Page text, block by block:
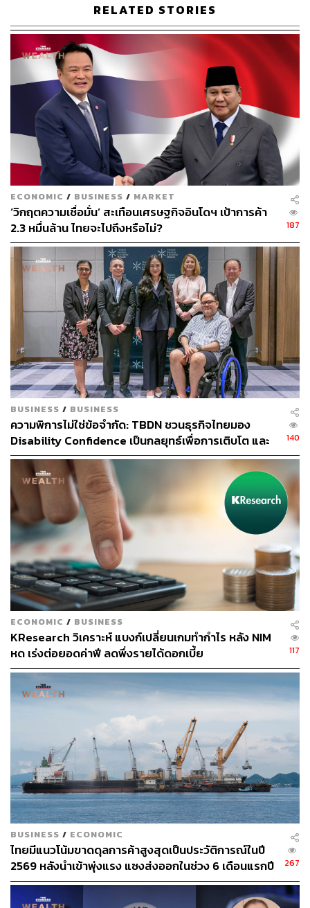
ธัญญลักษณ์ วัชระชัยสุรพล รองกรรมการผู้จัดการ ศูนย์วิจัย
กสิกรไทย กล่าวว่า นโยบายการเงินปี 2564 มองว่า ธปท. คง
ประเมินสถานการณ์เศรษฐกิจเป็นระยะ ซึ่งหากมีสัญญาณลบ
ของการฟื้นตัว คณะกรรมการนโยบายการเงิน (กนง.) ยัง
สามารถลดดอกเบี้ยนโยบายเพิ่มเติมได้อีก 0.25% หรือลดเงิน
สมทบกองทุนฟื้นฟูฯ เพื่อนำไปสู่การลดอัตราดอกเบี้ยเงินให้กู้
ยืมของธนาคารพาณิชย์
อย่างไรก็ตาม จะเป็นการดำเนินการควบคู่กับนโยบายอื่นๆ
เช่น การปรับปรุงโครงการ Soft Loan และการค้ำประกันสิน
เชื่อโดย บสย. เป็นต้น และมีโจทย์หลักคือการดูแลเรื่อง
คุณภาพหนี้ โดยเฉพาะกลุ่มลูกหนี้ที่ได้รับมาตรการช่วยเหลือ
ทางการเงินที่ยังมีจำนวนมากกว่า 1 ใน 4 ของพอร์ตสินเชื่อ
รวมให้สามารถประคองการจ่ายหนี้ปกติได้ต่อเนื่อง
ขณะที่มาตรการผ่อนปรนเกณฑ์จัดชั้นหนี้ของ ธปท. คงทำให้
Reported NPLs ของระบบธนาคารพาณิชย์ไทย แม้จะเพิ่ม
ขึ้นเข้าหา 3.53% ณ สิ้นปี 2564 จากระดับประมาณการที่
3.35% ณ สิ้นปีนี้ แต่ก็ถือเป็นระดับที่ไม่สูง
พิสูจน์อักษร: พรนภัส ชำนาญค้า
สามารถติดตาม THE STANDARD WEALTH
ผ่านแอปพลิเคชันต่างๆ ที่คุณสะดวกหรือใช้งานอยู่แล้วได้เลย
TAGS: เศรษฐกิจ GDP
33
ABOUT THE AUTHOR
ชุตินันท์ สงวนประสิทธิ์
Content Creator สำนักข่าว THE
STANDARD
ABOUT THE PHOTOGRAPHER
ชาติกล้า สำเนียงแจ่ม
ช่างภาพข่าว ประจำสำนักข่าว THE
STANDARD
RELATED STORIES
ECONOMIC / BUSINESS / MARKET
‘วิกฤตความเชื่อมั่น’ สะเทือนเศรษฐกิจอินโดฯ เป้าการค้า
2.3 หมื่นล้าน ไทยจะไปถึงหรือไม่?
187
BUSINESS / BUSINESS
ความพิการไม่ใช่ข้อจำกัด: TBDN ชวนธุรกิจไทยมอง
Disability Confidence เป็นกลยุทธ์เพื่อการเติบโต และ
อนาคตแรงงานไทย
140
ECONOMIC / BUSINESS
KResearch วิเคราะห์ แบงก์เปลี่ยนเกมทำกำไร หลัง NIM
หด เร่งต่อยอดค่าฟี ลดพึ่งรายได้ดอกเบี้ย
117
BUSINESS / ECONOMIC
ไทยมีแนวโน้มขาดดุลการค้าสูงสุดเป็นประวัติการณ์ในปี
2569 หลังนำเข้าพุ่งแรง แซงส่งออกในช่วง 6 เดือนแรกปี
นี้
267